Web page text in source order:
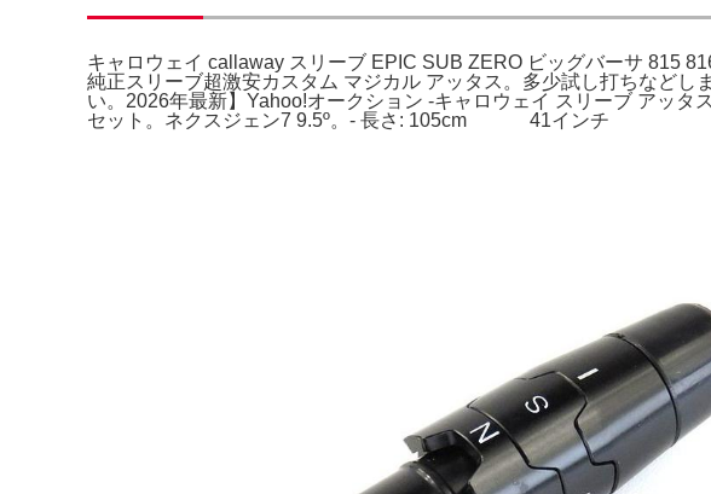
キャロウェイ callaway スリーブ EPIC SUB ZERO ビッグバーサ 815
純正スリーブ超激安カスタム マジカル アッタス。多少試し打ちなど
い。2026年最新】Yahoo!オークション -キャロウェイ スリーブ アッ
セット。ネクスジェン7 9.5º。- 長さ: 105cm 41インチ